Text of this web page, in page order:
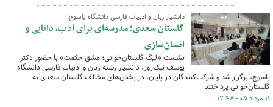
دانشیار زبان و ادبیات فارسی دانشگاه یاسوج:
گلستان سعدی؛ مدرسه‌ای برای ادب، دانایی و
انسان‌سازی
نشست «لیگ گلستان‌خوانی؛ مشق حکمت» با حضور دکتر
یوسف نیک‌روز، دانشیار رشته زبان و ادبیات فارسی دانشگاه
یاسوج، برگزار شد و شرکت‌کنندگان در پایان، در بخش‌های مختلف گلستان سعدی به
گلستان‌خوانی پرداختند
۱۱ مرداد ۰۵ - ۱۷:۴۸